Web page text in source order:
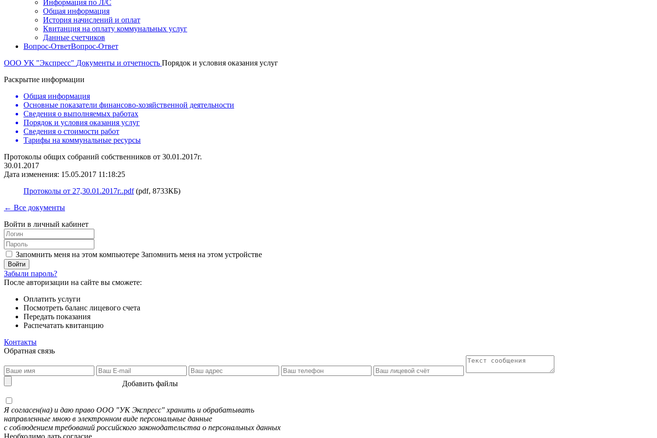
Информация по Л/С
Общая информация
История начислений и оплат
Квитанция на оплату коммунальных услуг
Данные счетчиков
Вопрос-ОтветВопрос-Ответ
ООО УК "Экспресс" Документы и отчетность Порядок и условия оказания услуг
Раскрытие информации
Общая информация
Основные показатели финансово-хозяйственной деятельности
Сведения о выполняемых работах
Порядок и условия оказания услуг
Сведения о стоимости работ
Тарифы на коммунальные ресурсы
Протоколы общих собраний собственников от 30.01.2017г.
30.01.2017
Дата изменения: 15.05.2017 11:18:25
Протоколы от 27,30.01.2017г..pdf(pdf, 8733КБ)
← Все документы
Войти в личный кабинет
Запомнить меня на этом компьютере Запомнить меня на этом устройстве
Забыли пароль?
После авторизации на сайте вы сможете:
Оплатить услуги
Посмотреть баланс лицевого счета
Передать показания
Распечатать квитанцию
Контакты
Обратная связь
Добавить файлы
Я согласен(на) и даю право ООО "УК Экспресс" хранить и обрабатывать
направленные мною в электронном виде персональные данные
с соблюдением требований российского законодательства о персональных данных
Необходимо дать согласие